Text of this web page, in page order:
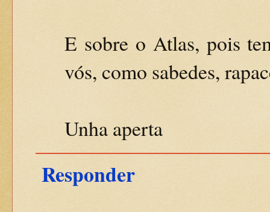
E sobre o Atlas, pois
vós, como sabedes,
Unha aperta
Responder